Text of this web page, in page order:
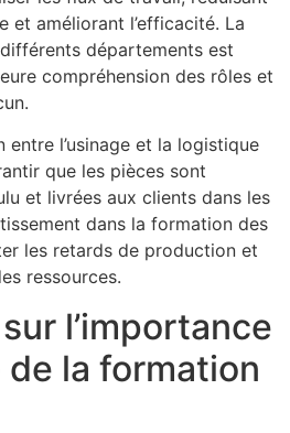
et améliorant l’efficacité. La
départements est
compréhension des rôles et
l’usinage et la logistique
que les pièces sont
et livrées aux clients dans les
dans la formation des
les retards de production et
ressources.
l’importance
la formation